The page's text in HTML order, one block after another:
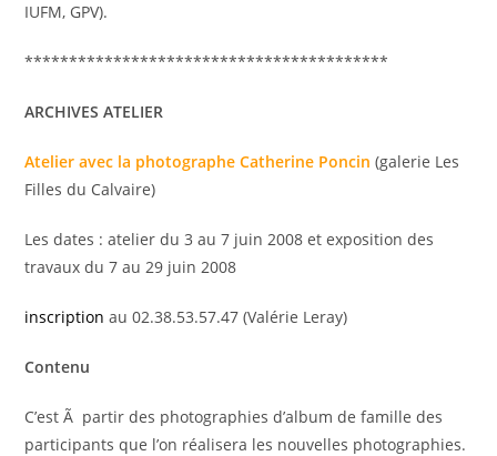
IUFM, GPV).
*****************************************
ARCHIVES ATELIER
Atelier avec la photographe Catherine Poncin (galerie Les
Filles du Calvaire)
Les dates : atelier du 3 au 7 juin 2008 et exposition des
travaux du 7 au 29 juin 2008
inscription au 02.38.53.57.47 (Valérie Leray)
Contenu
C’est Ã partir des photographies d’album de famille des
participants que l’on réalisera les nouvelles photographies.